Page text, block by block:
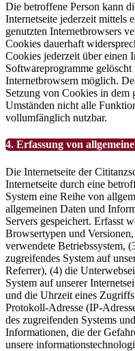
Die betroffene Person kann
Internetseite jederzeit mittels
genutzten Internetbrowsers
Cookies dauerhaft
Cookies jederzeit über einen
Softwareprogramme
Internetbrowsern möglich.
Setzung von Cookies in dem
Umständen nicht alle
vollumfänglich nutzbar.
4. Erfassung von
Die Internetseite der
Internetseite durch eine
System eine Reihe von
allgemeinen Daten und
Servers gespeichert. Erfasst
Browsertypen und
verwendete Betriebssystem,
zugreifendes System auf
Referrer), (4) die
System auf unserer
und die Uhrzeit eines
Protokoll-Adresse (IP-
des zugreifenden Systems
Informationen, die der
unsere